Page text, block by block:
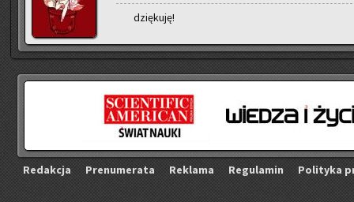
dzię­ku­ję!
Re­dak­cja Pre­nu­me­ra­ta Re­kla­ma Re­gu­la­min Po­li­ty­ka